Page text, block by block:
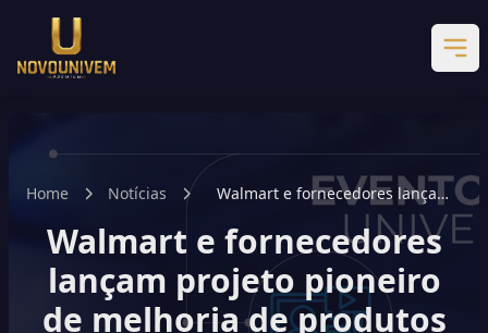
Home Notícias
Walmart e fornecedores lançam
projeto pioneiro de melhoria de
produtos
Walmart e fornecedores
lançam projeto pioneiro
de melhoria de produtos